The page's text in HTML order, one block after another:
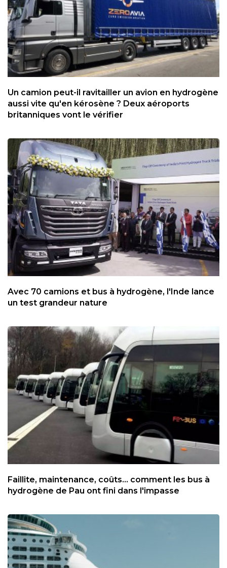
Un camion peut-il ravitailler un avion en hydrogène
aussi vite qu'en kérosène ? Deux aéroports
britanniques vont le vérifier
Avec 70 camions et bus à hydrogène, l'Inde lance
un test grandeur nature
Faillite, maintenance, coûts... comment les bus à
hydrogène de Pau ont fini dans l'impasse